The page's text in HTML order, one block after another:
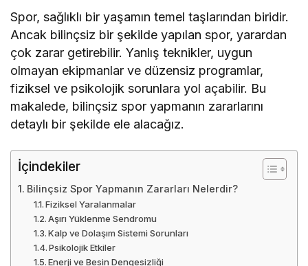
Spor, sağlıklı bir yaşamın temel taşlarından biridir.
Ancak bilinçsiz bir şekilde yapılan spor, yarardan
çok zarar getirebilir. Yanlış teknikler, uygun
olmayan ekipmanlar ve düzensiz programlar,
fiziksel ve psikolojik sorunlara yol açabilir. Bu
makalede, bilinçsiz spor yapmanın zararlarını
detaylı bir şekilde ele alacağız.
İçindekiler
Bilinçsiz Spor Yapmanın Zararları Nelerdir?
Fiziksel Yaralanmalar
Aşırı Yüklenme Sendromu
Kalp ve Dolaşım Sistemi Sorunları
Psikolojik Etkiler
Enerji ve Besin Dengesizliği